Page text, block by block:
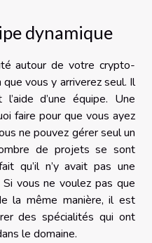
dynamique
autour de votre crypto-
que vous y arriverez seul. Il
d’une équipe. Une
faire pour que vous ayez
ne pouvez gérer seul un
de projets se sont
qu’il n’y avait pas une
vous ne voulez pas que
la même manière, il est
des spécialités qui ont
le domaine.